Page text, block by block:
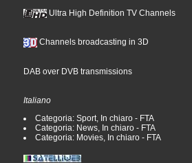
Ultra High Definition TV Channels
Channels broadcasting in 3D
DAB over DVB transmissions
Italiano
Categoria: Sport, In chiaro - FTA
Categoria: News, In chiaro - FTA
Categoria: Movies, In chiaro - FTA